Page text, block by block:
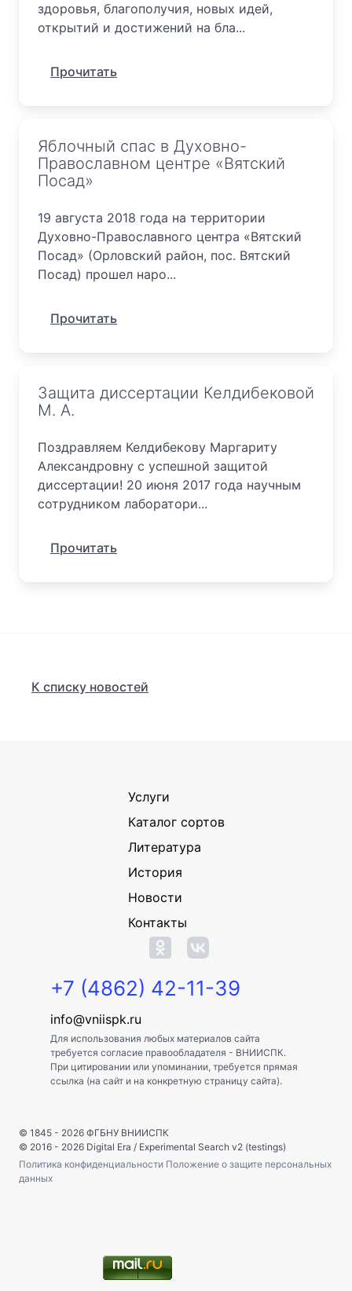
здоровья, благополучия, новых идей,
открытий и достижений на бла...
Прочитать
Яблочный спас в Духовно-
Православном центре «Вятский
Посад»
19 августа 2018 года на территории
Духовно-Православного центра «Вятский
Посад» (Орловский район, пос. Вятский
Посад) прошел наро...
Прочитать
Защита диссертации Келдибековой
М. А.
Поздравляем Келдибекову Маргариту
Александровну с успешной защитой
диссертации! 20 июня 2017 года научным
сотрудником лаборатори...
Прочитать
К списку новостей
Услуги
Каталог сортов
Литература
История
Новости
Контакты
+7 (4862) 42-11-39
info@vniispk.ru
Для использования любых материалов сайта
требуется согласие правообладателя - ВНИИСПК.
При цитировании или упоминании, требуется прямая
ссылка (на сайт и на конкретную страницу сайта).
© 1845 - 2026 ФГБНУ ВНИИСПК
© 2016 - 2026 Digital Era / Experimental Search v2 (testings)
Политика конфиденциальности Положение о защите персональных
данных